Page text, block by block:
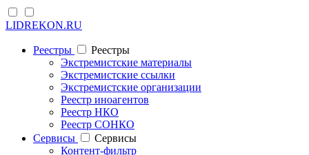
LIDREKON.RU
Реестры
Реестры
Экстремистские материалы
Экстремистские ссылки
Экстремистские организации
Реестр иноагентов
Реестр НКО
Реестр СОНКО
Cервисы
Cервисы
Контент-фильтр